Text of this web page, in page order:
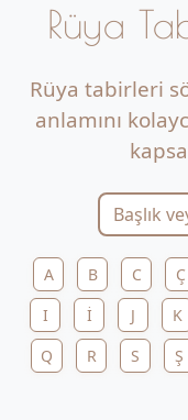
Rüya
Rüya tabirleri
anlamını
A B C Ç
I
İ J K
Q
R S Ş